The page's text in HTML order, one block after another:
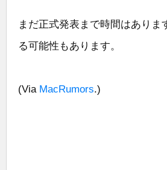
まだ正式発表まで時間はありま
る可能性もあります。
(Via MacRumors.)